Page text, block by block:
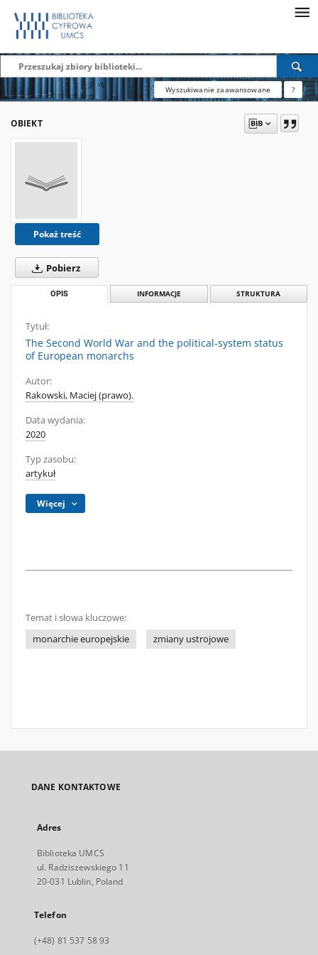
Wyszukiwanie zaawansowane ?
OBIEKT
Pokaż treść
Pobierz
OPIS INFORMACJE STRUKTURA
Tytuł:
The Second World War and the political-system status
of European monarchs
Autor:
Rakowski, Maciej (prawo).
Data wydania:
2020
Typ zasobu:
artykuł
Więcej
Temat i słowa kluczowe:
monarchie europejskie
zmiany ustrojowe
DANE KONTAKTOWE
Adres
Biblioteka UMCS
ul. Radziszewskiego 11
20-031 Lublin, Poland
Telefon
(+48) 81 537 58 93